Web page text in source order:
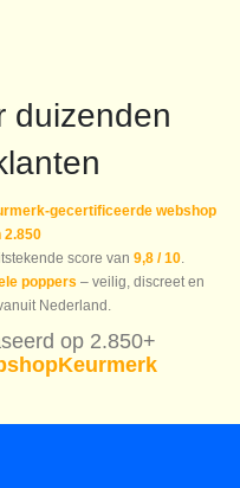
duizenden
gecertificeerde webshop
2.850
score van 9,8 / 10.
poppers – veilig, discreet en
Nederland.
op 2.850+